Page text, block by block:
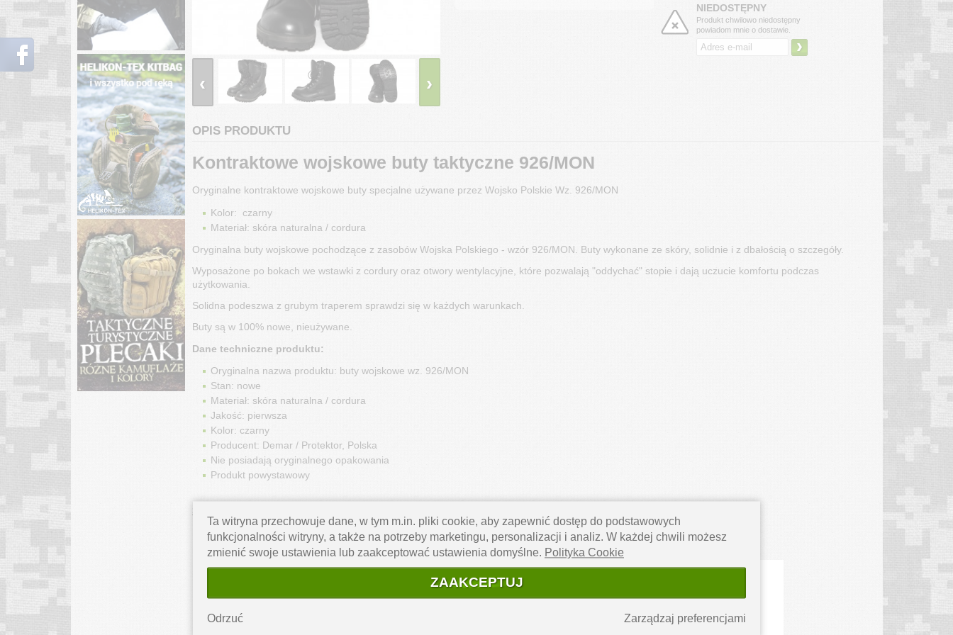
›
‹
NIEDOSTĘPNY
Produkt chwilowo niedostępny
powiadom mnie o dostawie.
›
OPIS PRODUKTU
Kontraktowe wojskowe buty taktyczne 926/MON
Oryginalne kontraktowe wojskowe buty specjalne używane przez Wojsko Polskie Wz. 926/MON
Kolor: czarny
Materiał: skóra naturalna / cordura
Oryginalna buty wojskowe pochodzące z zasobów Wojska Polskiego - wzór 926/MON. Buty wykonane ze skóry, solidnie i z dbałością o szczegóły.
Wyposażone po bokach we wstawki z cordury oraz otwory wentylacyjne, które pozwalają "oddychać" stopie i dają uczucie komfortu podczas
użytkowania.
Solidna podeszwa z grubym traperem sprawdzi się w każdych warunkach.
Buty są w 100% nowe, nieużywane.
Dane techniczne produktu:
Oryginalna nazwa produktu: buty wojskowe wz. 926/MON
Stan: nowe
Materiał: skóra naturalna / cordura
Jakość: pierwsza
Kolor: czarny
Producent: Demar / Protektor, Polska
Nie posiadają oryginalnego opakowania
Produkt powystawowy
Przed zakupem wybierz dla siebie odpowiedni rozmiar!
Ta witryna przechowuje dane, w tym m.in. pliki cookie, aby zapewnić dostęp do podstawowych
funkcjonalności witryny, a także na potrzeby marketingu, personalizacji i analiz. W każdej chwili możesz
zmienić swoje ustawienia lub zaakceptować ustawienia domyślne. Polityka Cookie
ZAAKCEPTUJ
Zarządzaj preferencjami
Odrzuć